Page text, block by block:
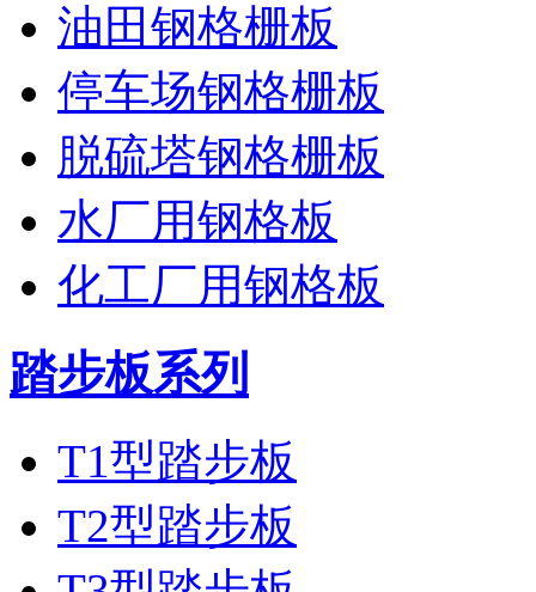
油田钢格栅板
停车场钢格栅板
脱硫塔钢格栅板
水厂用钢格板
化工厂用钢格板
踏步板系列
T1型踏步板
T2型踏步板